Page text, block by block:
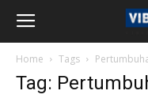
Home Tags
Tag: